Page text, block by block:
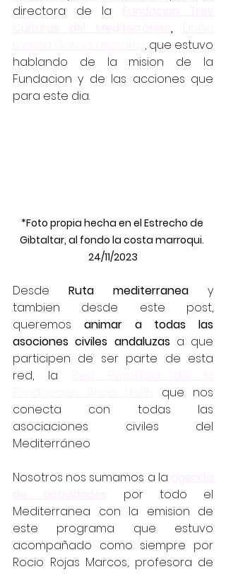
directora de la
,
, que estuvo
hablando de la mision de la
Fundacion y de las acciones que
para este dia.
*Foto propia hecha en el Estrecho de
Gibtaltar, al fondo la costa marroqui.
24/11/2023
Desde Ruta mediterranea y
tambien desde este post,
queremos animar a todas las
asociones civiles andaluzas a que
participen de ser parte de esta
red, la
que nos
conecta con todas las
asociaciones civiles del
Mediterráneo
Nosotros nos sumamos a la
por todo el
Mediterranea con la emision de
este programa que estuvo
acompañado como siempre por